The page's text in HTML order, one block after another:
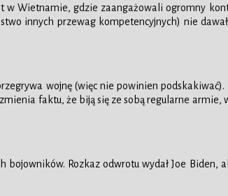
w Wietnamie, gdzie zaangażowali ogromny
innych przewag kompetencyjnych) nie
wojnę (więc nie powinien
faktu, że biją się ze sobą regularne armie,
Rozkaz odwrotu wydał Joe Biden,